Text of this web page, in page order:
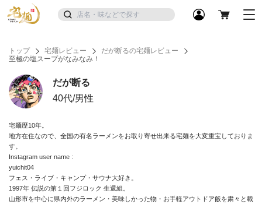
トップ 宅麺レビュー
だが断るの宅麺レビュー
至極の塩スープがなみなみ！
だが断る
40代/男性
宅麺歴10年。
地方在住なので、全国の有名ラーメンをお取り寄せ出来る宅麺を大変重宝しておりま
す。
Instagram user name :
yuichit04
フェス・ライブ・キャンプ・サウナ大好き。
1997年 伝説の第１回フジロック 生還組。
山形市を中心に県内外のラーメン・美味しかった物・お手軽アウトドア飯を粛々と載